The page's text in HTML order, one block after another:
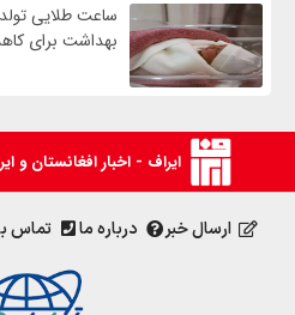
ساعت طلایی
بهداشت برای
ایراف - اخبار افغانستان و
ارسال خبر درباره ما تماس